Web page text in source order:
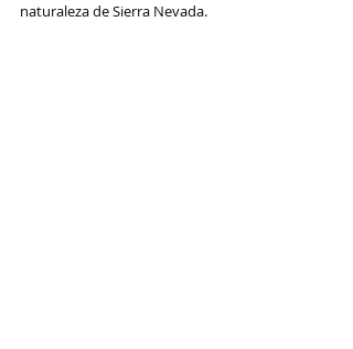
naturaleza de Sierra Nevada.